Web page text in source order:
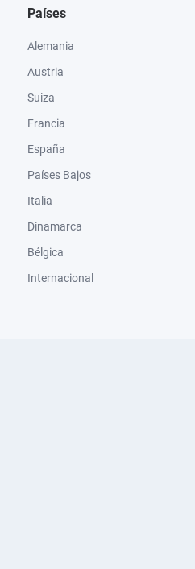
Países
Alemania
Austria
Suiza
Francia
España
Países Bajos
Italia
Dinamarca
Bélgica
Internacional